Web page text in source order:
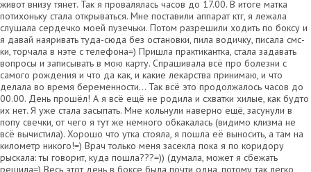
живот внизу тянет. Так я провалялась часов до 17.00. В итоге матка
потихоньку стала открываться. Мне поставили аппарат ктг, я лежала
слушала сердечко моей пузечьки. Потом разрешили ходить по боксу и
я давай наяривать туда-сюда без остановки, пила водичку, писала смс-
ки, торчала в нэте с телефона=) Пришла практикантка, стала задавать
вопросы и записывать в мою карту. Спрашивала всё про болезни с
самого рождения и что да как, и какие лекарства принимаю, и что
делала во время беременности… Так всё это продолжалось часов до
00.00. День прошёл! А я всё ещё не родила и схватки хилые, как будто
их нет. Я уже стала засыпать. Мне кольнули наверно ещё, засунули в
попу свечки, от чего я тут же немного обкакалась (видимо клизма не
всё вычистила). Хорошо что утка стояла, я пошла её выносить, а там на
километр никого!=) Врач только меня засекла пока я по коридору
рыскала: ты говорит, куда пошла???=)) (думала, может я сбежать
решила=) Весь этот день в боксе была почти одна, потому так легко